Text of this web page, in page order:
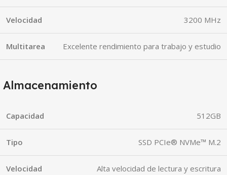
Velocidad 3200 MHz
Multitarea Excelente rendimiento para trabajo y estudio
Almacenamiento
Capacidad 512GB
Tipo SSD PCIe® NVMe™ M.2
Velocidad Alta velocidad de lectura y escritura